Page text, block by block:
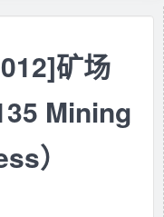
矿场
Mining
）